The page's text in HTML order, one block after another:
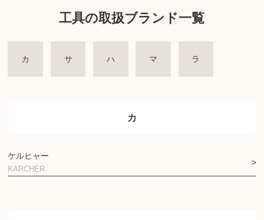
工具の取扱ブランド一覧
カ サ ハ マ ラ
カ
ケルヒャー
KARCHER